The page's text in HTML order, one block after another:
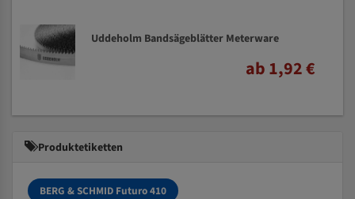
Uddeholm Bandsägeblätter Meterware
ab 1,92 €
Produktetiketten
BERG & SCHMID Futuro 410